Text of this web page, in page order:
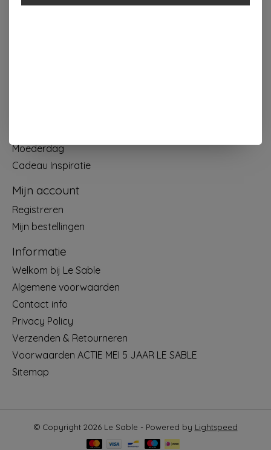
Moederdag
Cadeau Inspiratie
Mijn account
Registreren
Mijn bestellingen
Informatie
Welkom bij Le Sable
Algemene voorwaarden
Contact info
Privacy Policy
Verzenden & Retourneren
Voorwaarden ACTIE MEI 5 JAAR LE SABLE
Sitemap
© Copyright 2026 Le Sable - Powered by Lightspeed